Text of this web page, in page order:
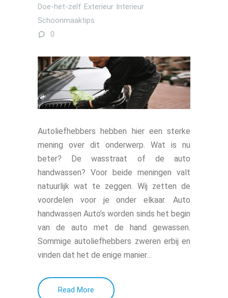
Doe-het-zelf Exterieur Interieur
Schoonmaaktips
0
Autoliefhebbers hebben hier een sterke
mening over dit onderwerp. Wat is nu
beter? De wasstraat of de auto
handwassen? Voor beide meningen valt
natuurlijk wat te zeggen. Wij zetten de
voordelen voor je onder elkaar. Auto
handwassen Auto’s worden sinds het begin
van de auto met de hand gewassen.
Sommige autoliefhebbers zweren erbij en
vinden dat het de enige manier…
Read More